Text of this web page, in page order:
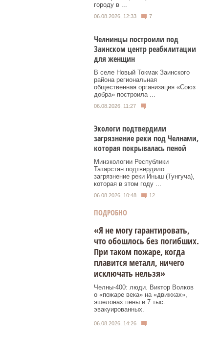
городу в ...
06.08.2026, 12:33 7
Челнинцы построили под
Заинском центр реабилитации
для женщин
В селе Новый Токмак Заинского
района региональная
общественная организация «Союз
добра» построила ...
06.08.2026, 11:27
Экологи подтвердили
загрязнение реки под Челнами,
которая покрывалась пеной
Минэкологии Республики
Татарстан подтвердило
загрязнение реки Иныш (Тунгуча),
которая в этом году ...
06.08.2026, 10:48 12
ПОДРОБНО
«Я не могу гарантировать,
что обошлось без погибших.
При таком пожаре, когда
плавится металл, ничего
исключать нельзя»
Челны-400: люди. Виктор Волков
о «пожаре века» на «движках»,
эшелонах пены и 7 тыс.
эвакуированных.
06.08.2026, 14:26